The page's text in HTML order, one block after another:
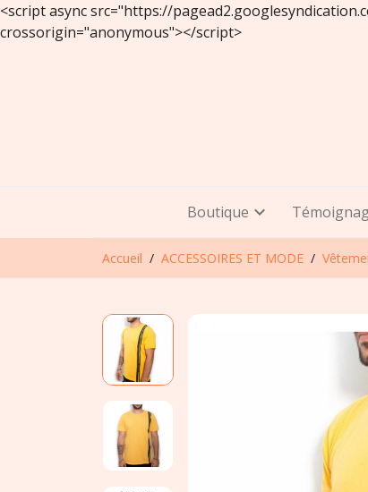
<script async src="https://
crossorigin="anonymous"></script>
Boutique
Accueil ACCESSOIRES ET MODE